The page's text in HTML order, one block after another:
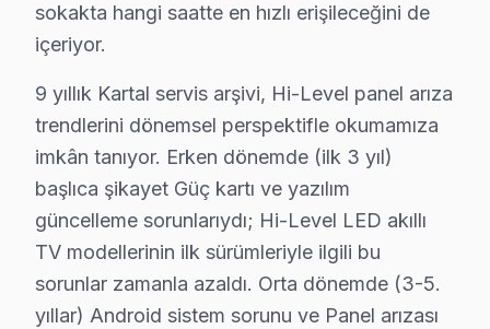
Kartal'de Hi-Level Servis: Bölge Bilgisi
Neden Kartal'de Hi-Level teknik desteği
Kartal Hi-Level TV Ekran Anakart Profesyonel Servis ve Tamir
Kartal'da Hi-Level TV'niz bozulduğunda aklınıza
• Kartal'de 25+ sertifikalı teknisyen Hi-Level TV
• Kartal'de sadece orijinal parça kullanıyoruz. size
• Osiloskop, ESR ölçer, termal kamera ile teşhis
sokakta hangi saatte en hızlı erişileceğini de
içeriyor.
9 yıllık Kartal servis arşivi, Hi-Level panel arıza
trendlerini dönemsel perspektifle okumamıza
imkân tanıyor. Erken dönemde (ilk 3 yıl)
başlıca şikayet Güç kartı ve yazılım
güncelleme sorunlarıydı; Hi-Level LED akıllı
TV modellerinin ilk sürümleriyle ilgili bu
sorunlar zamanla azaldı. Orta dönemde (3-5.
yıllar) Android sistem sorunu ve Panel arızası